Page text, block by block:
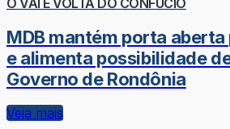
O VAI E VOLTA DO CONFÚCIO
MDB mantém porta
e alimenta possibilidade
Governo de Rondônia
Veja mais